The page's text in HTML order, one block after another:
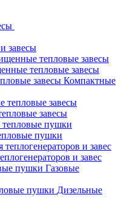
завесы
тепловые завесы
Компактные
завесы
пушки
и завес
Газовые
Дизельные